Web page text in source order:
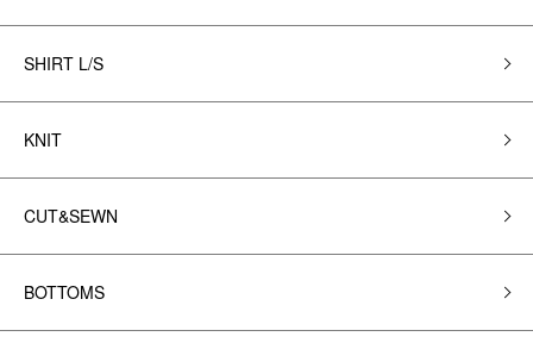
SHIRT L/S
KNIT
CUT&SEWN
BOTTOMS